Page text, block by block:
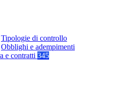
Tipologie di controllo
Obblighi e adempimenti
e contratti 345